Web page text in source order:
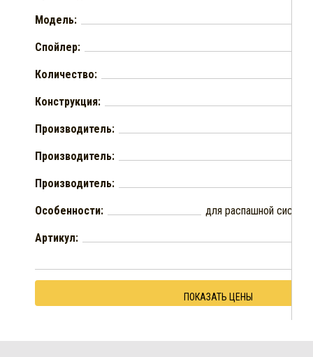
Модель:
Спойлер:
Количество:
Конструкция:
Производитель:
Производитель:
Производитель:
Особенности: для распашной
Артикул:
ПОКАЗАТЬ ЦЕНЫ